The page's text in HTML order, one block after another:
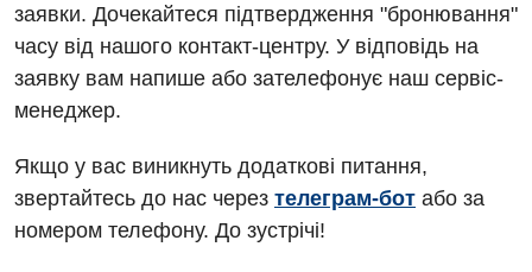
Андрологія
Вакцинація
Відділення інтенсивної терапії
Відділення кардіосудинної патології та неврології
Урологічне відділення
Хірургічне відділення
Швидка медична допомога
заявки. Дочекайтеся підтвердження "бронювання"
часу від нашого контакт-центру. У відповідь на
заявку вам напише або зателефонує наш сервіс-
менеджер.
Якщо у вас виникнуть додаткові питання,
звертайтесь до нас через телеграм-бот або за
номером телефону. До зустрічі!